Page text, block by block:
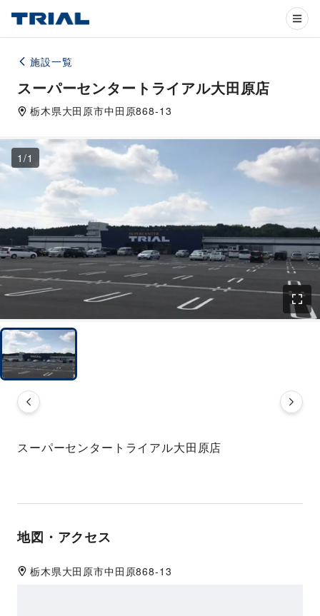
施設一覧
スーパーセンタートライアル大田原店
栃木県大田原市中田原868-13
1 /1
スーパーセンタートライアル大田原店
地図・アクセス
栃木県大田原市中田原868-13